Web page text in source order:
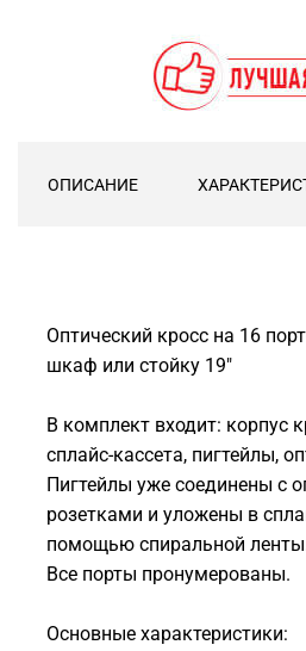
ОПИСАНИЕ
Оптический кросс на 16
шкаф или стойку 19"
В комплект входит: корпус
сплайс-кассета, пигтейлы,
Пигтейлы уже соединены с
розетками и уложены в
помощью спиральной
Все порты пронумерованы.
Основные характеристики: